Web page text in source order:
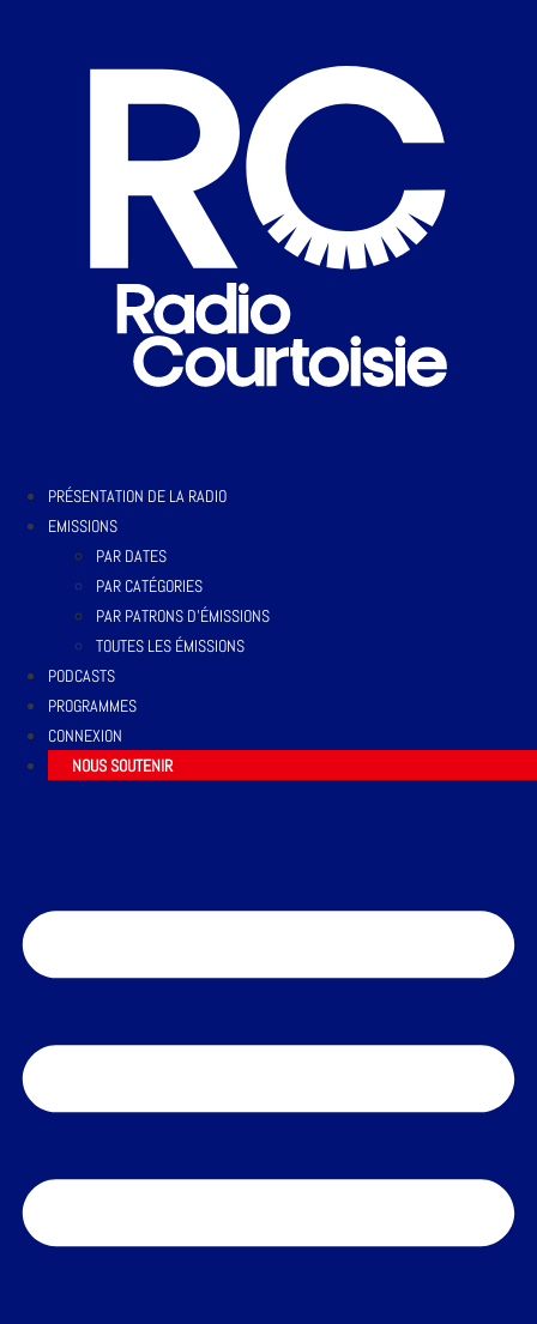
PRÉSENTATION DE LA RADIO
EMISSIONS
PAR DATES
PAR CATÉGORIES
PAR PATRONS D’ÉMISSIONS
TOUTES LES ÉMISSIONS
PODCASTS
PROGRAMMES
CONNEXION
NOUS SOUTENIR